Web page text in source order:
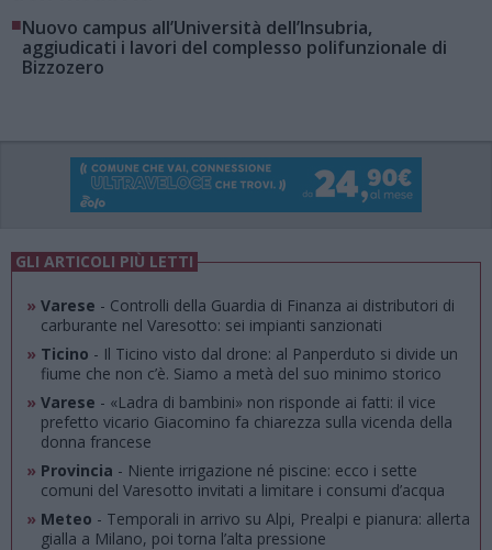
■Nuovo campus all’Università dell’Insubria,
aggiudicati i lavori del complesso polifunzionale di
Bizzozero
GLI ARTICOLI PIÙ LETTI
» Varese - Controlli della Guardia di Finanza ai distributori di
carburante nel Varesotto: sei impianti sanzionati
» Ticino - Il Ticino visto dal drone: al Panperduto si divide un
fiume che non c’è. Siamo a metà del suo minimo storico
» Varese - «Ladra di bambini» non risponde ai fatti: il vice
prefetto vicario Giacomino fa chiarezza sulla vicenda della
donna francese
» Provincia - Niente irrigazione né piscine: ecco i sette
comuni del Varesotto invitati a limitare i consumi d’acqua
» Meteo - Temporali in arrivo su Alpi, Prealpi e pianura: allerta
gialla a Milano, poi torna l’alta pressione